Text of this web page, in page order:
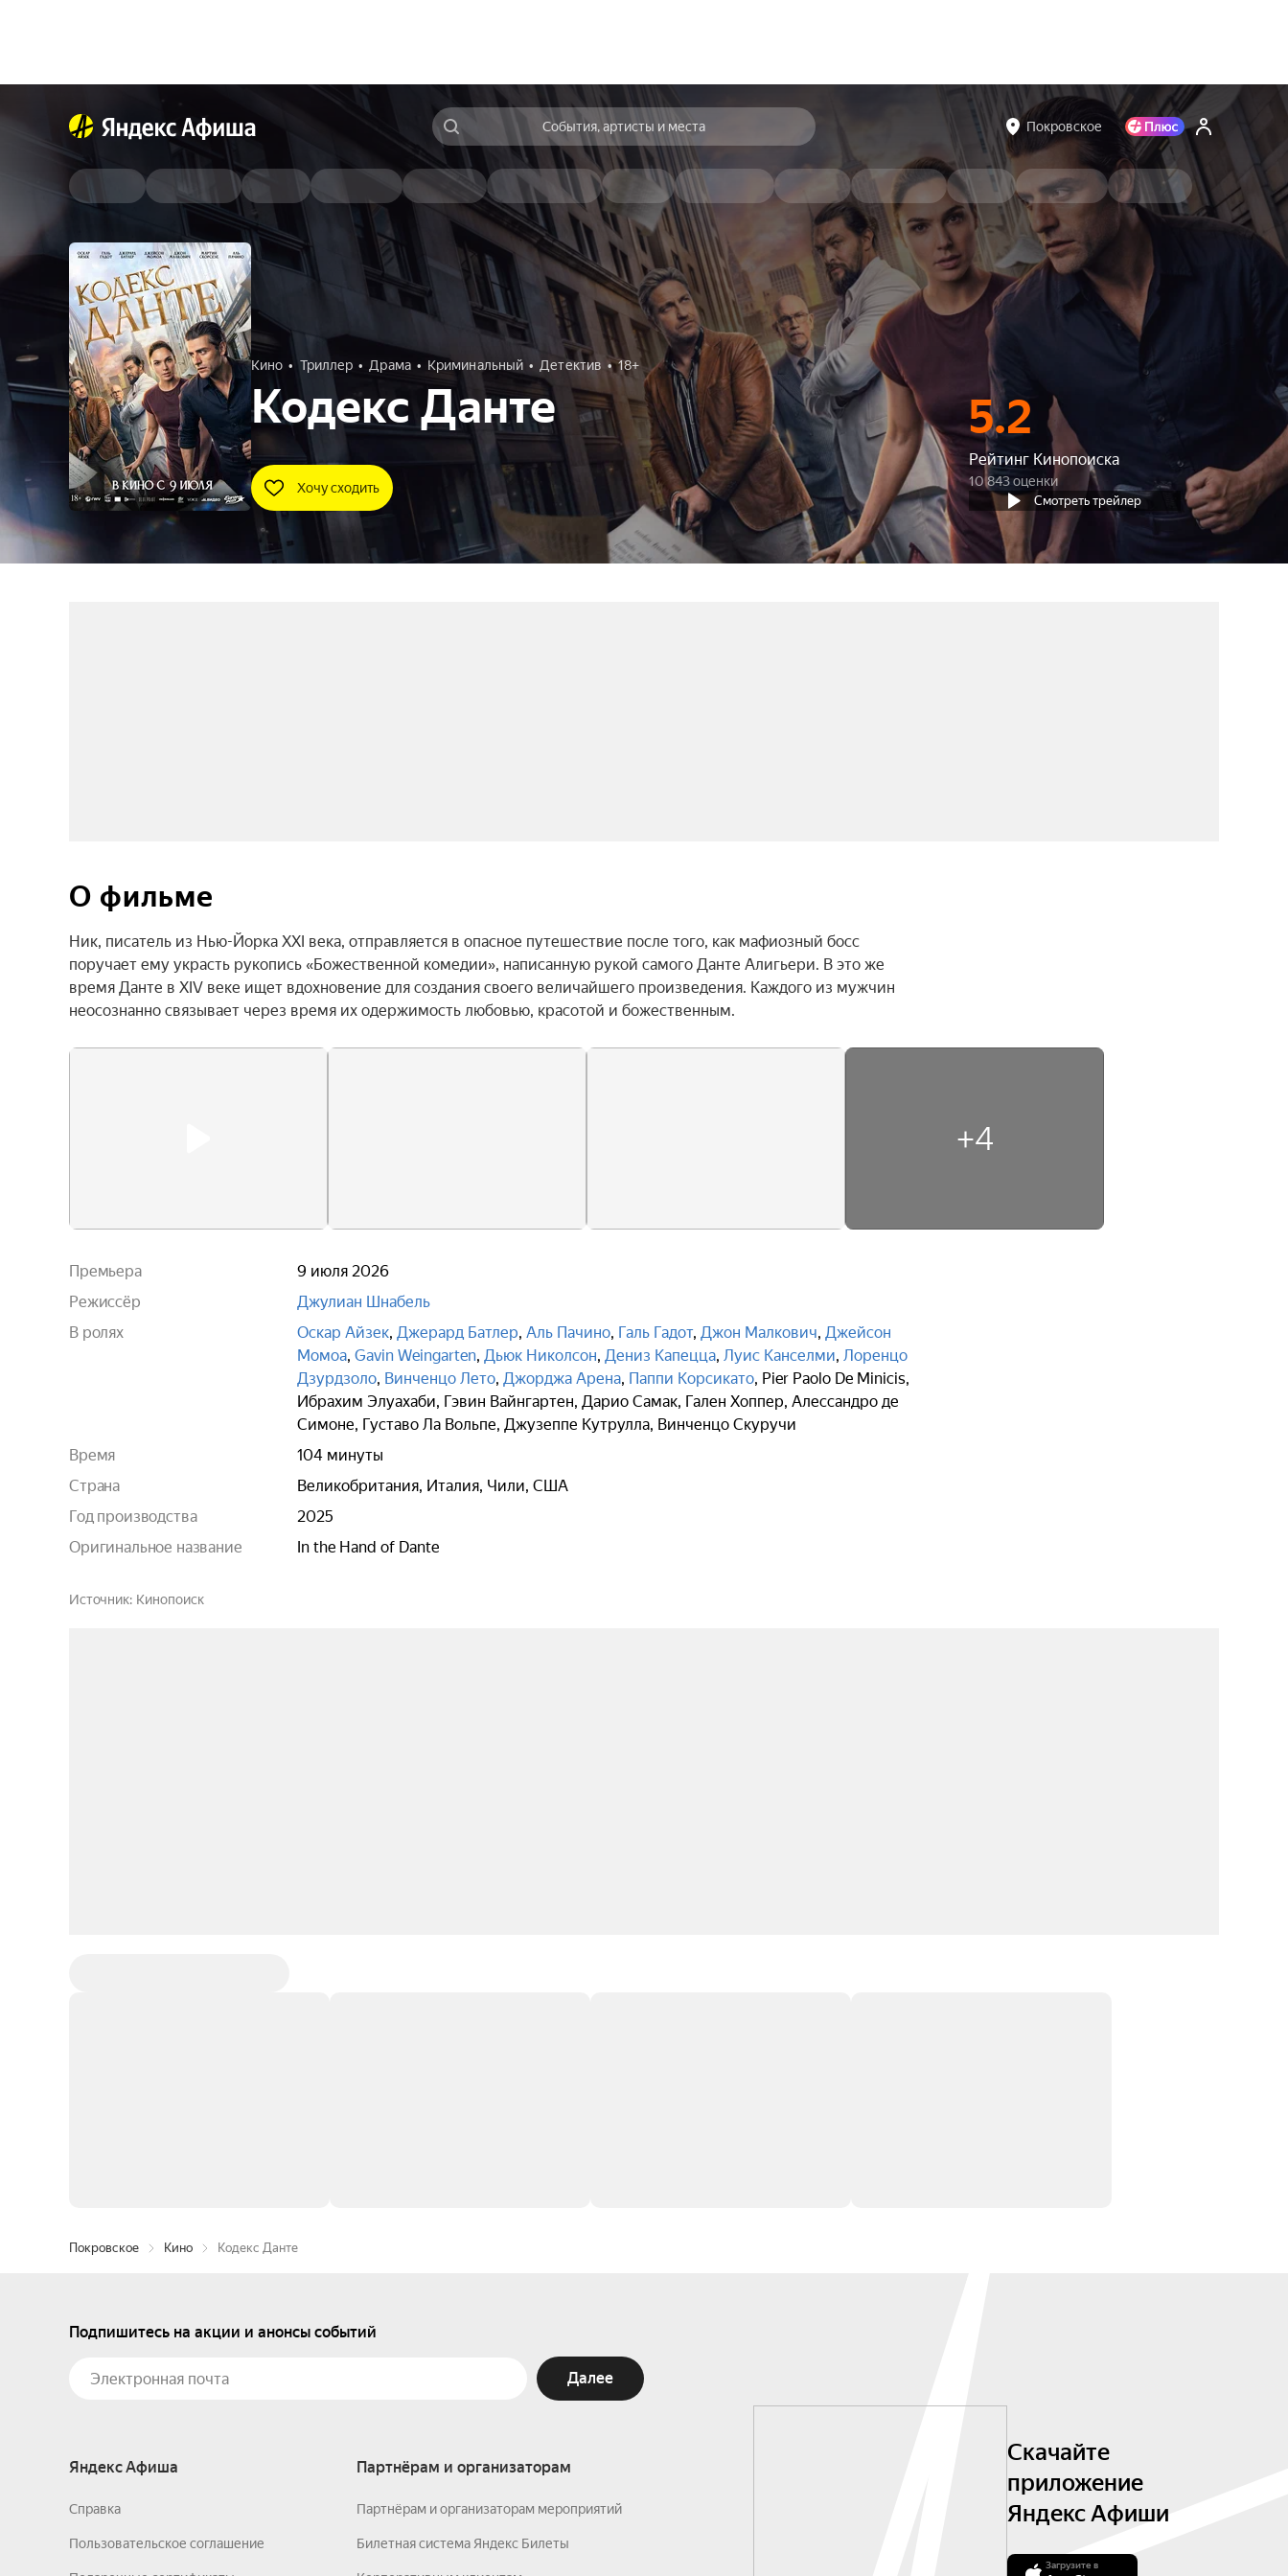
События, артисты и места Покровское
Кино Триллер Драма Криминальный Детектив 18+
Кодекс Данте
Хочу сходить
5.2
Рейтинг Кинопоиска
10 843 оценки
Смотреть трейлер
О фильме
Ник, писатель из Нью-Йорка XXI века, отправляется в опасное путешествие после того, как мафиозный босс
поручает ему украсть рукопись «Божественной комедии», написанную рукой самого Данте Алигьери. В это же
время Данте в XIV веке ищет вдохновение для создания своего величайшего произведения. Каждого из мужчин
неосознанно связывает через время их одержимость любовью, красотой и божественным.
+4
Премьера
9 июля 2026
Режиссёр
Джулиан Шнабель
В ролях
Оскар Айзек, Джерард Батлер, Аль Пачино, Галь Гадот, Джон Малкович, Джейсон
Момоа, Gavin Weingarten, Дьюк Николсон, Дениз Капецца, Луис Канселми, Лоренцо
Дзурдзоло, Винченцо Лето, Джорджа Арена, Паппи Корсикато, Pier Paolo De Minicis,
Ибрахим Элуахаби, Гэвин Вайнгартен, Дарио Самак, Гален Хоппер, Алессандро де
Симоне, Густаво Ла Вольпе, Джузеппе Кутрулла, Винченцо Скуручи
Время
104 минуты
Страна
Великобритания, Италия, Чили, США
Год производства
2025
Оригинальное название
In the Hand of Dante
Источник Кинопоиск
Покровское Кино Кодекс Данте
Подпишитесь на акции и анонсы событий
Далее
Яндекс Афиша
Справка
Пользовательское соглашение
Партнёрам и организаторам
Партнёрам и организаторам мероприятий
Билетная система Яндекс Билеты
Скачайте
приложение
Яндекс Афиши
Загрузите в